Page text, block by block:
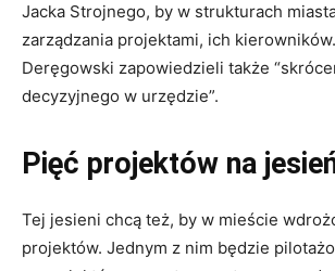
Jacka Strojnego, by w strukturach
zarządzania projektami, ich
Deręgowski zapowiedzieli także
decyzyjnego w urzędzie”.
Pięć projektów na
Tej jesieni chcą też, by w mieście
projektów. Jednym z nim będzie